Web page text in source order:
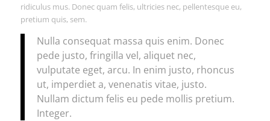
ridiculus mus. Donec quam felis, ultricies nec, pellentesque eu,
pretium quis, sem.
Nulla consequat massa quis enim. Donec
pede justo, fringilla vel, aliquet nec,
vulputate eget, arcu. In enim justo, rhoncus
ut, imperdiet a, venenatis vitae, justo.
Nullam dictum felis eu pede mollis pretium.
Integer.